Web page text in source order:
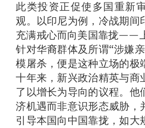
此类投资正促使多国重新
观。以印尼为例，冷战期间
充满戒心而向美国靠拢——
针对华裔群体及所谓“涉嫌
模屠杀，便是这种立场的极
十年来，新兴政治精英与商
了以增长为导向的议程。他
济机遇而非意识形态威胁，
引导本国向中国靠拢，如大